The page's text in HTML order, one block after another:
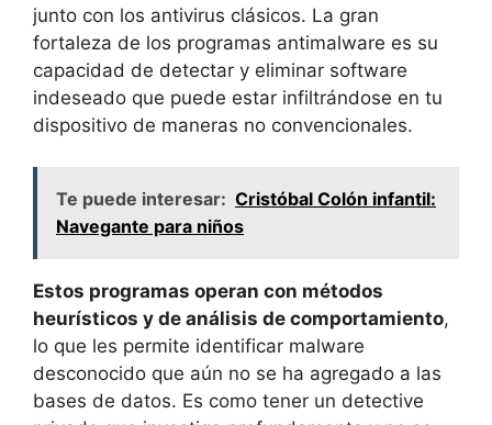
‍junto con ‍los antivirus clásicos. La gran
fortaleza de‍ los ‌programas antimalware es su
capacidad ⁣de detectar y​ eliminar software⁢
indeseado que puede estar infiltrándose en tu
dispositivo de‍ maneras no​ convencionales.
Te puede interesar: Cristóbal Colón infantil:
Navegante para niños
Estos programas operan con métodos
⁣heurísticos y ⁣de análisis de comportamiento,‍
lo que les permite⁣ identificar ⁤malware
desconocido que aún no se ha agregado a las
bases de‍ datos.‌ Es como‌ tener un detective